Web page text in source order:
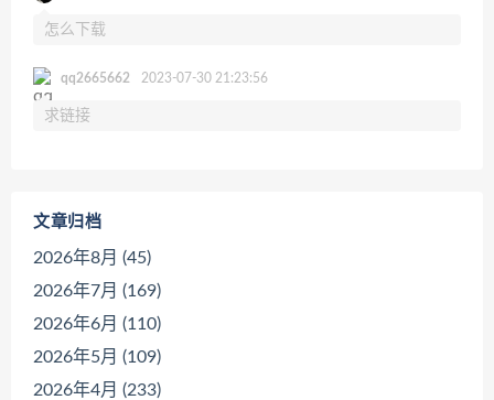
怎么下载
qq2665662 2023-07-30 21:23:56
求链接
文章归档
2026年8月 (45)
2026年7月 (169)
2026年6月 (110)
2026年5月 (109)
2026年4月 (233)